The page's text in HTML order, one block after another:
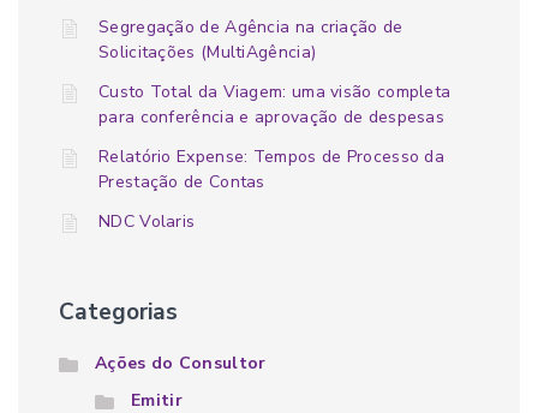
Segregação de Agência na criação de
Solicitações (MultiAgência)
Custo Total da Viagem: uma visão completa
para conferência e aprovação de despesas
Relatório Expense: Tempos de Processo da
Prestação de Contas
NDC Volaris
Categorias
Ações do Consultor
Emitir